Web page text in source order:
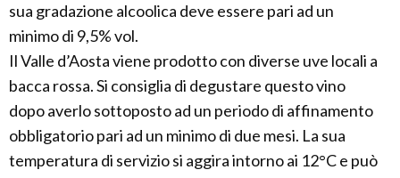
sua gradazione alcoolica deve essere pari ad un
minimo di 9,5% vol.
Il Valle d’Aosta viene prodotto con diverse uve locali a
bacca rossa. Si consiglia di degustare questo vino
dopo averlo sottoposto ad un periodo di affinamento
obbligatorio pari ad un minimo di due mesi. La sua
temperatura di servizio si aggira intorno ai 12°C e può